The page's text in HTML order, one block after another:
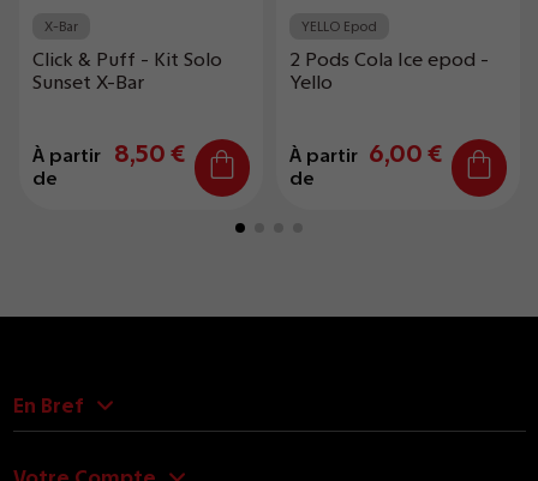
X-Bar
Click & Puff - Kit Solo
Sunset X-Bar
À partir
de
8,50 €
YELLO Epod
2 Pods Cola Ice epod -
Yello
À partir
de
6,00 €
En Bref